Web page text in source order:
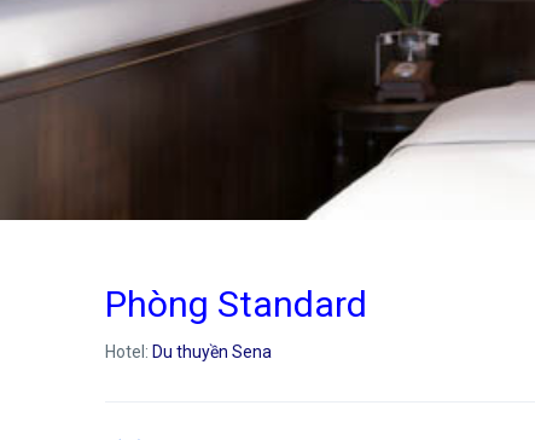
Phòng Standard
Hotel: Du thuyền Sena